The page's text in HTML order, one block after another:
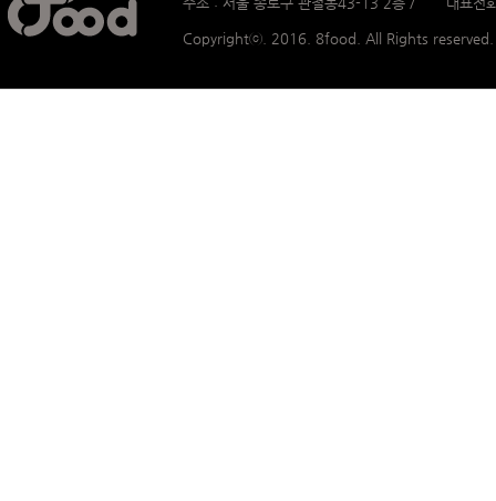
Copyrightⓒ. 2016. 8food. All Rights reserved.